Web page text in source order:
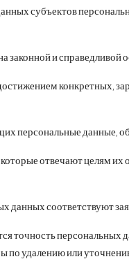
субъектов
и справедливой
конкретных,
персональные данные,
отвечают целям
соответствуют
точность
удалению или